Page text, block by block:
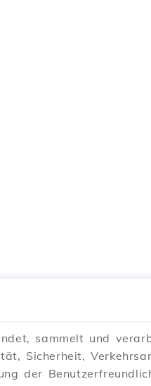
sammelt und
Sicherheit,
der